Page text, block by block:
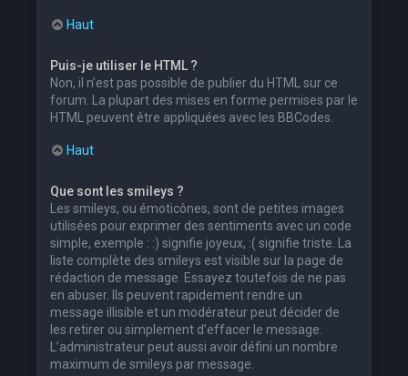
Haut
Puis-je utiliser le HTML ?
Non, il n’est pas possible de publier du HTML sur ce
forum. La plupart des mises en forme permises par le
HTML peuvent être appliquées avec les BBCodes.
Haut
Que sont les smileys ?
Les smileys, ou émoticônes, sont de petites images
utilisées pour exprimer des sentiments avec un code
simple, exemple : :) signifie joyeux, :( signifie triste. La
liste complète des smileys est visible sur la page de
rédaction de message. Essayez toutefois de ne pas
en abuser. Ils peuvent rapidement rendre un
message illisible et un modérateur peut décider de
les retirer ou simplement d’effacer le message.
L’administrateur peut aussi avoir défini un nombre
maximum de smileys par message.